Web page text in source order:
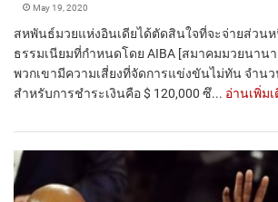
May 19, 2020
สหพันธ์มวยแห่งอินเดียได้ตัดสินใจที่จะจ่ายส่วน
ธรรมเนียมที่กำหนดโดย AIBA [สมาคมมวยนาน
พวกเขามีความเสี่ยงที่จัดการแข่งขันไม่ทัน จำนว
สำหรับการชำระเงินคือ $ 120,000 ซึ... อ่านเพิ่ม